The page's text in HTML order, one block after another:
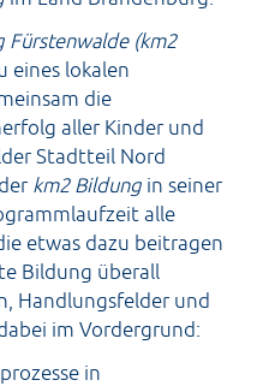
Fürstenwalde (km2
eines lokalen
die
aller Kinder und
Stadtteil Nord
km2 Bildung in seiner
alle
etwas dazu beitragen
Bildung überall
Handlungsfelder und
im Vordergrund:
in